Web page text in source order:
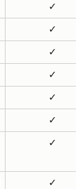
✓
✓
✓
✓
✓
✓
✓
✓